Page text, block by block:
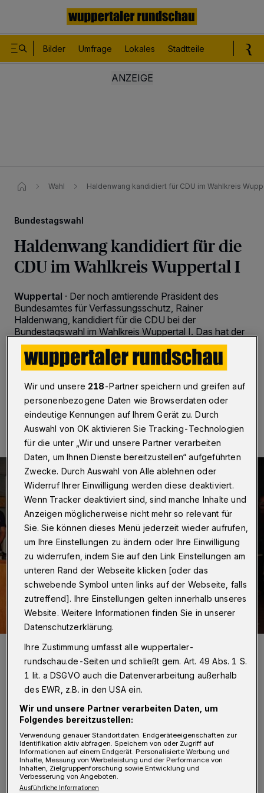
Bilder Umfrage Lokales Stadtteile
Wahl Haldenwang kandidiert für CDU im Wahlkreis
Bundestagswahl
Haldenwang kandidiert für die
CDU im Wahlkreis Wuppertal I
Wuppertal · Der noch amtierende Präsident des
Bundesamtes für Verfassungsschutz, Rainer
Haldenwang, kandidiert für die CDU bei der
Bundestagswahl im Wahlkreis Wuppertal I. Das hat der
Kreisvorsitzende Johannes Slawig am Dienstag (12.
November 2024) bekanntgegeben.
12.11.2024 , 15:43 Uhr 2 Minuten Lesezeit
Rainer Haldenwang im Jahr 2023 bei einer Veranstaltung im St.-
Foto: Falk Paysen
„Thomas Haldenwang wird in Kürze aus
seinem Amt ausscheiden. Vor diesem
Hintergrund hat er mir mitgeteilt, dass er sich
Wir und unsere 218-Partner speichern und greifen auf
personenbezogene Daten wie Browserdaten oder
eindeutige Kennungen auf Ihrem Gerät zu. Durch
Auswahl von OK aktivieren Sie Tracking-Technologien
für die unter „Wir und unsere Partner verarbeiten
Daten, um Ihnen Dienste bereitzustellen“ aufgeführten
Zwecke. Durch Auswahl von Alle ablehnen oder
Widerruf Ihrer Einwilligung werden diese deaktiviert.
Wenn Tracker deaktiviert sind, sind manche Inhalte und
Anzeigen möglicherweise nicht mehr so relevant für
Sie. Sie können dieses Menü jederzeit wieder aufrufen,
um Ihre Einstellungen zu ändern oder Ihre Einwilligung
zu widerrufen, indem Sie auf den Link Einstellungen am
unteren Rand der Webseite klicken [oder das
schwebende Symbol unten links auf der Webseite, falls
zutreffend]. Ihre Einstellungen gelten innerhalb unseres
Website. Weitere Informationen finden Sie in unserer
Datenschutzerklärung.
Ihre Zustimmung umfasst alle wuppertaler-
rundschau.de-Seiten und schließt gem. Art. 49 Abs. 1 S.
1 lit. a DSGVO auch die Datenverarbeitung außerhalb
des EWR, z.B. in den USA ein.
Wir und unsere Partner verarbeiten Daten, um
Folgendes bereitzustellen:
Verwendung genauer Standortdaten. Endgeräteeigenschaften zur
Identifikation aktiv abfragen. Speichern von oder Zugriff auf
Informationen auf einem Endgerät. Personalisierte Werbung und
Inhalte, Messung von Werbeleistung und der Performance von
Inhalten, Zielgruppenforschung sowie Entwicklung und
Verbesserung von Angeboten.
Ausführliche Informationen